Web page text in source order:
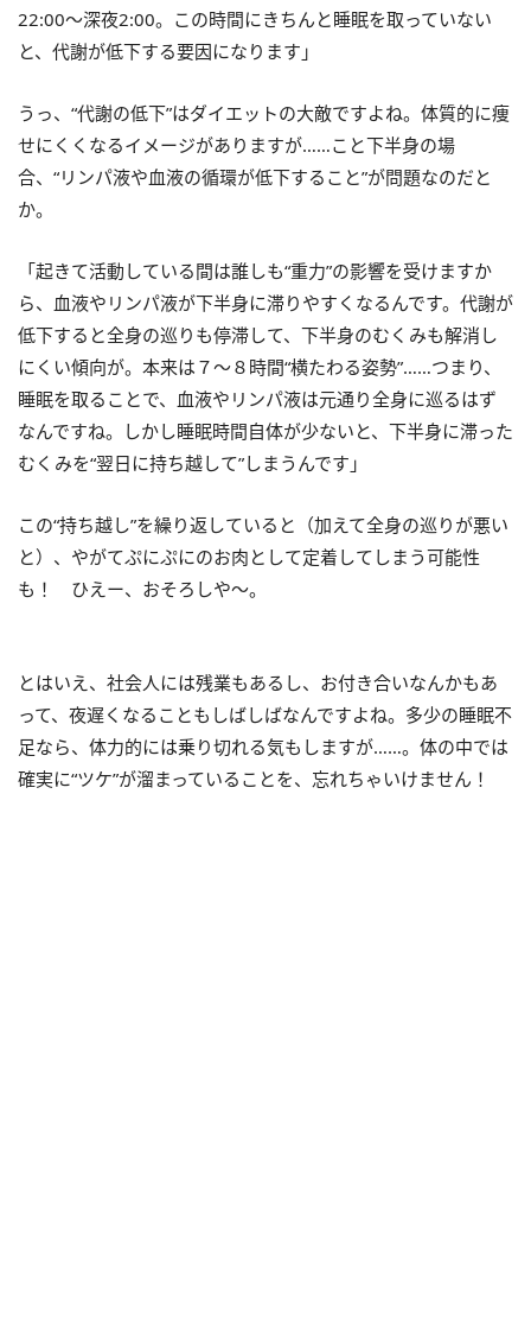
22:00～深夜2:00。この時間にきちんと睡眠を取っていない
と、代謝が低下する要因になります」
うっ、“代謝の低下”はダイエットの大敵ですよね。体質的に痩
せにくくなるイメージがありますが……こと下半身の場
合、“リンパ液や血液の循環が低下すること”が問題なのだと
か。
「起きて活動している間は誰しも“重力”の影響を受けますか
ら、血液やリンパ液が下半身に滞りやすくなるんです。代謝が
低下すると全身の巡りも停滞して、下半身のむくみも解消し
にくい傾向が。本来は７～８時間“横たわる姿勢”……つまり、
睡眠を取ることで、血液やリンパ液は元通り全身に巡るはず
なんですね。しかし睡眠時間自体が少ないと、下半身に滞った
むくみを“翌日に持ち越して”しまうんです」
この“持ち越し”を繰り返していると（加えて全身の巡りが悪い
と）、やがてぷにぷにのお肉として定着してしまう可能性
も！ ひえー、おそろしや～。
とはいえ、社会人には残業もあるし、お付き合いなんかもあ
って、夜遅くなることもしばしばなんですよね。多少の睡眠不
足なら、体力的には乗り切れる気もしますが……。体の中では
確実に“ツケ”が溜まっていることを、忘れちゃいけません！